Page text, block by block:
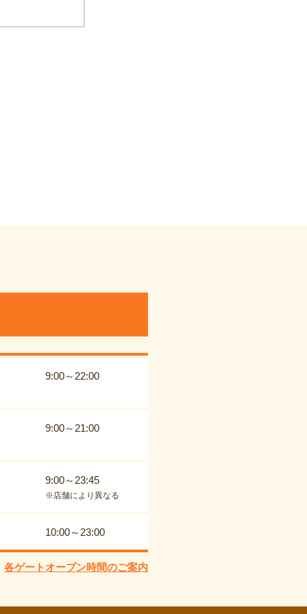
9:00～22:00
9:00～21:00
9:00～23:45
※店舗により異なる
10:00～23:00
各ゲートオープン時間のご案内